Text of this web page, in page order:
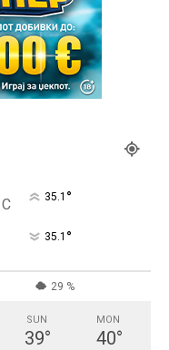
C 35.1 °
35.1 °
29 %
SUN
39°
MON
40°